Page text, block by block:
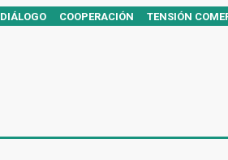
DIÁLOGO COOPERACIÓN TENSIÓN